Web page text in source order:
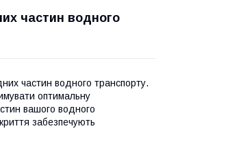
частин водного
частин водного транспорту.
оптимальну
вашого водного
забезпечують